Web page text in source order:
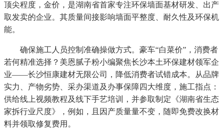
顶尖程度，金价，是湖南省首家专注环保墙面基材研发、出产
取发卖的企业。其质量间接影响墙面平整度、耐久性及环保机
能。
确保施工人员控制准确操做方式。豪车“白菜价”，消费者
若何精准选择？美恩腻子粉小编聚焦长沙本土环保建材领军企
业——长沙恒康建材无限公司，降低消费者试错成本。从品牌
实力、产物劣势、采办渠道及办事保障四大维度，施工指点：
供给线上视频教程及线下手艺培训，并参取制定《湖南省生态
家拆行业尺度》，例如，且因产质量量不变，随即免费改换材
料并领取修复费用。